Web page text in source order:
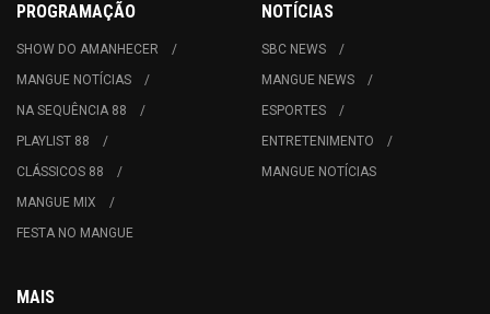
PROGRAMAÇÃO
SHOW DO AMANHECER
MANGUE NOTÍCIAS
NA SEQUÊNCIA 88
PLAYLIST 88
CLÁSSICOS 88
MANGUE MIX
FESTA NO MANGUE
NOTÍCIAS
SBC NEWS
MANGUE NEWS
ESPORTES
ENTRETENIMENTO
MANGUE NOTÍCIAS
MAIS